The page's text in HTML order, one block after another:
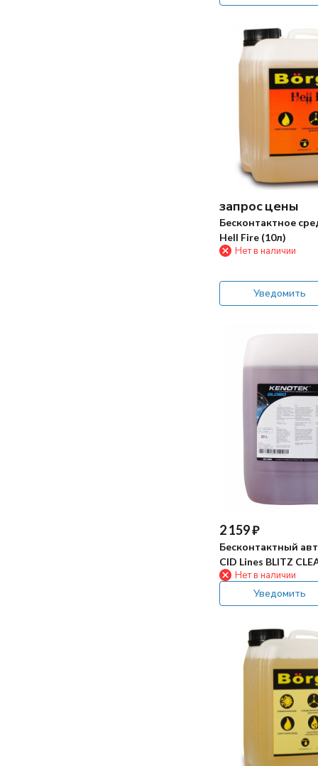
запрос цены
Бесконтактное
Hell Fire (10л)
Нет в наличии
Уведомить
2 159₽
Бесконтактный
CID Lines BLITZ
Нет в наличии
Уведомить